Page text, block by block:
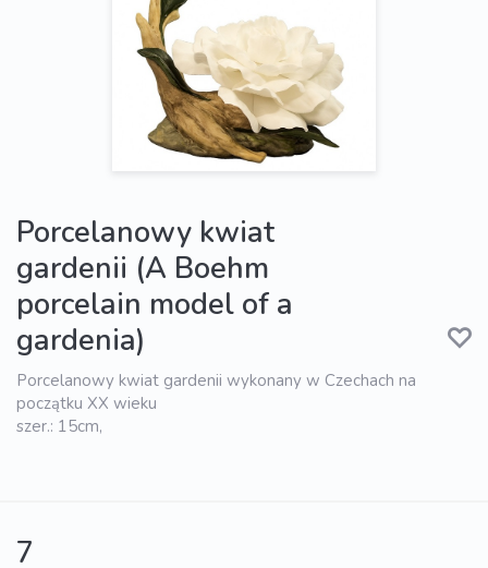
Porcelanowy kwiat
gardenii (A Boehm
porcelain model of a
gardenia)
Porcelanowy kwiat gardenii wykonany w Czechach na
początku XX wieku
szer.: 15cm,
7